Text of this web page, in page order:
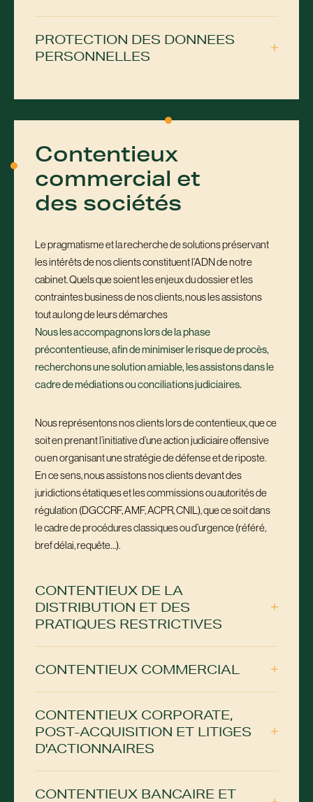
PROTECTION DES DONNEES
PERSONNELLES
Contentieux
commercial et
des sociétés
Le pragmatisme et la recherche de solutions préservant
les intérêts de nos clients constituent l’ADN de notre
cabinet. Quels que soient les enjeux du dossier et les
contraintes business de nos clients, nous les assistons
tout au long de leurs démarches
Nous les accompagnons lors de la phase
précontentieuse, afin de minimiser le risque de procès,
recherchons une solution amiable, les assistons dans le
cadre de médiations ou conciliations judiciaires.
Nous représentons nos clients lors de contentieux, que ce
soit en prenant l’initiative d’une action judiciaire offensive
ou en organisant une stratégie de défense et de riposte.
En ce sens, nous assistons nos clients devant des
juridictions étatiques et les commissions ou autorités de
régulation (DGCCRF, AMF, ACPR, CNIL), que ce soit dans
le cadre de procédures classiques ou d’urgence (référé,
bref délai, requête…).
CONTENTIEUX DE LA
DISTRIBUTION ET DES
PRATIQUES RESTRICTIVES
CONTENTIEUX COMMERCIAL
CONTENTIEUX CORPORATE,
POST-ACQUISITION ET LITIGES
D'ACTIONNAIRES
CONTENTIEUX BANCAIRE ET